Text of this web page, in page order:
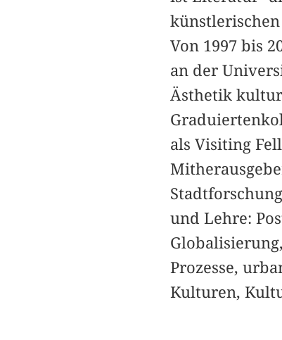
Von 1997 bis
an der
Ästhetik
als Visiting
und Lehre:
Prozesse,
Kulturen,